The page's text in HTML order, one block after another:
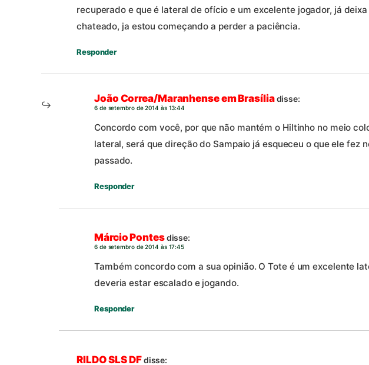
recuperado e que é lateral de ofício e um excelente jogador, já
chateado, ja estou começando a perder a paciência.
Responder
João Correa/Maranhense em Brasíliadisse:
6 de setembro de 2014 às 13:44
Concordo com você, por que não mantém o Hiltinho no meio
lateral, será que direção do Sampaio já esqueceu o que ele fez
passado.
Responder
Márcio Pontesdisse:
6 de setembro de 2014 às 17:45
Também concordo com a sua opinião. O Tote é um excelente
deveria estar escalado e jogando.
Responder
RILDO SLS DFdisse: